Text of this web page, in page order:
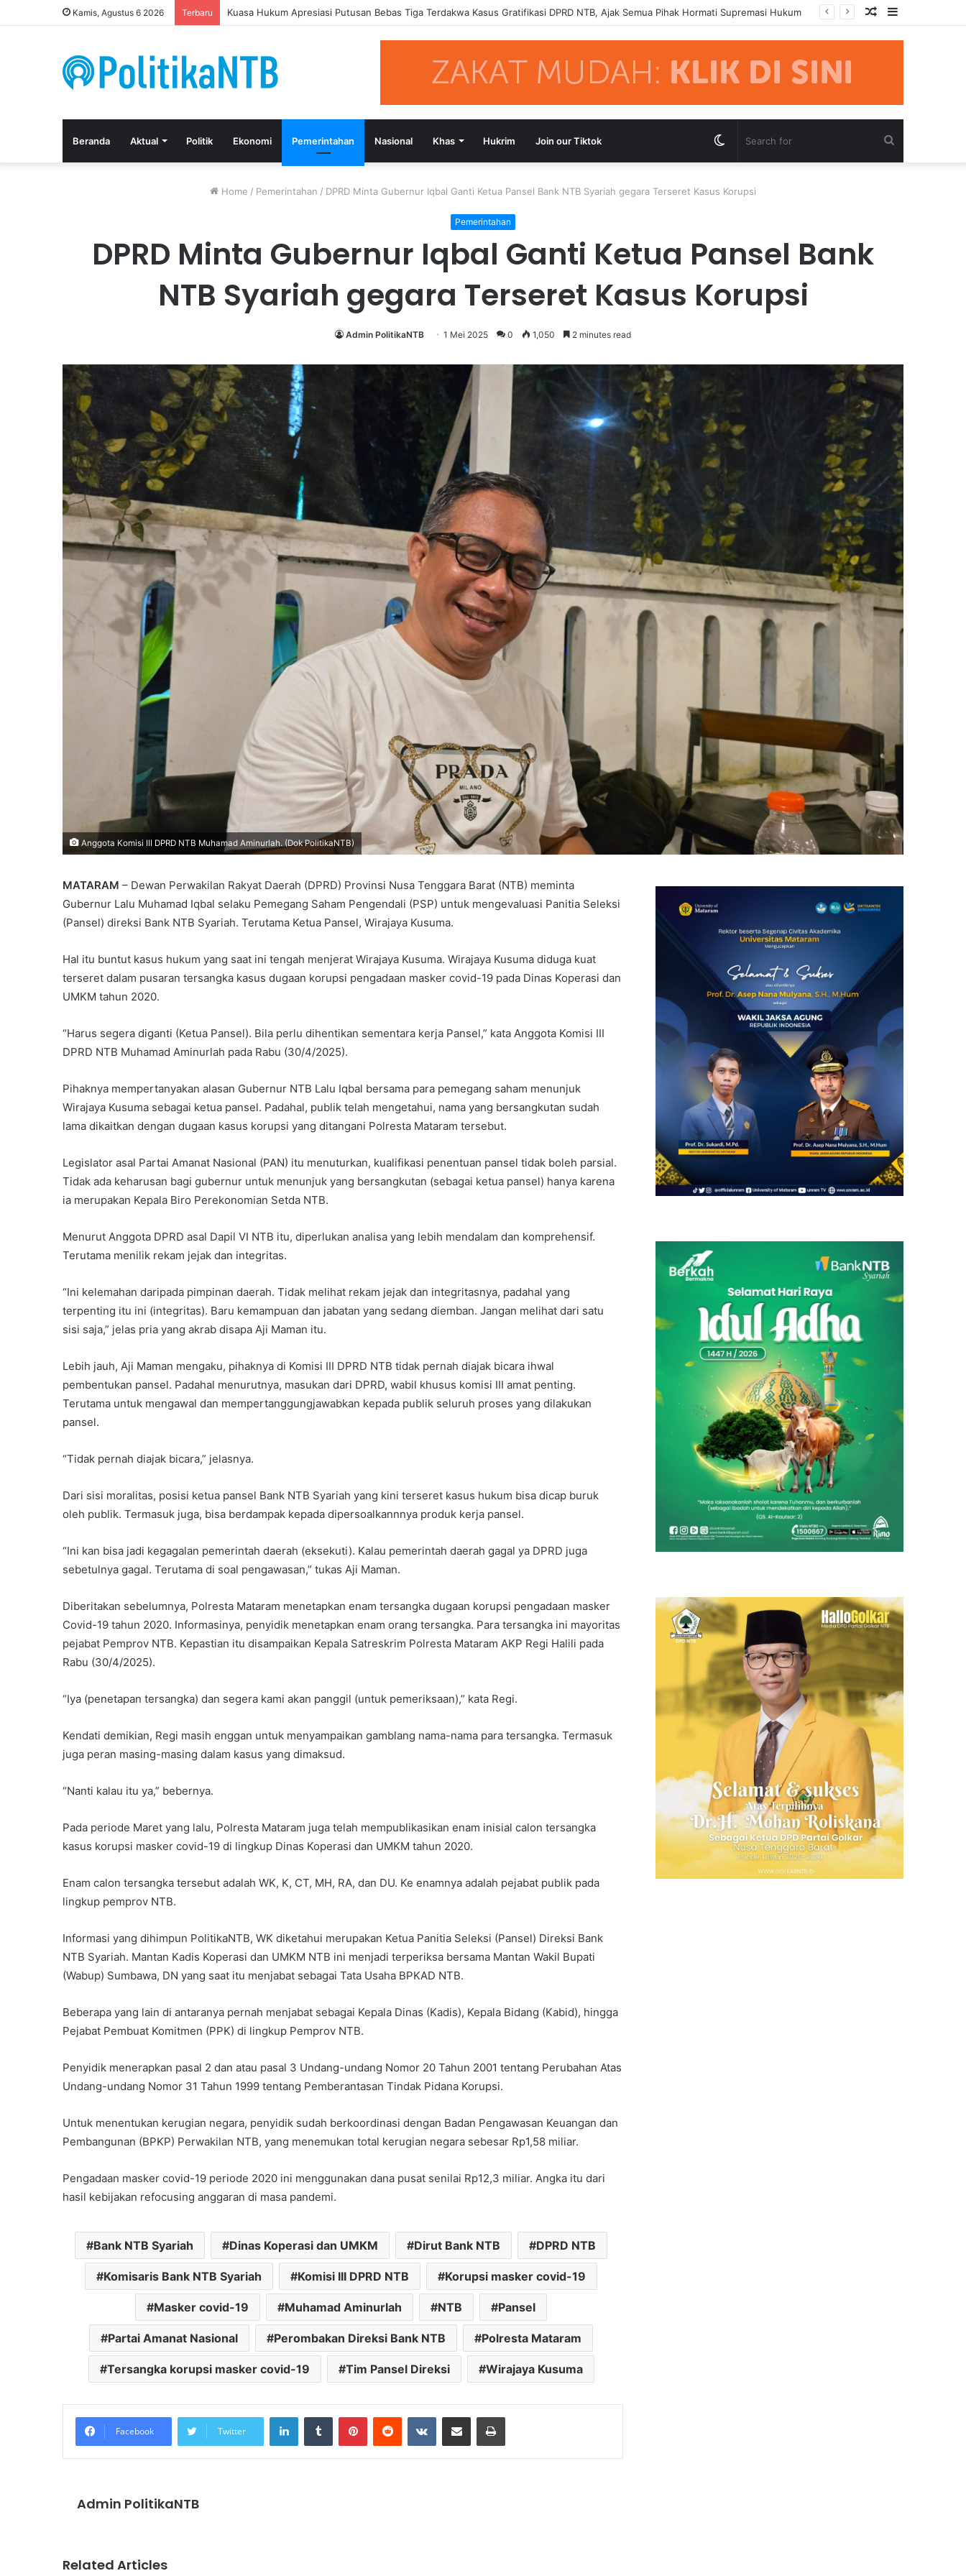
Kamis, Agustus 6 2026 Terbaru Putusan Bebas Tiga Terdakwa Gratifikasi DPRD NTB Tegaskan Keadilan Berdasarkan Fakta Persidangan Sidebar
Random
Article
Beranda Aktual Politik Ekonomi Pemerintahan Nasional Khas Hukrim Join our Tiktok Switch
Home / Pemerintahan / DPRD Minta Gubernur Iqbal Ganti Ketua Pansel Bank NTB Syariah gegara Terseret Kasus Korupsi
Pemerintahan
DPRD Minta Gubernur Iqbal Ganti Ketua Pansel Bank
NTB Syariah gegara Terseret Kasus Korupsi
Admin PolitikaNTB 1 Mei 2025 0 1,050 2 minutes read
Anggota Komisi III DPRD NTB Muhamad Aminurlah. (Dok PolitikaNTB)
MATARAM – Dewan Perwakilan Rakyat Daerah (DPRD) Provinsi Nusa Tenggara Barat (NTB) meminta
Gubernur Lalu Muhamad Iqbal selaku Pemegang Saham Pengendali (PSP) untuk mengevaluasi Panitia Seleksi
(Pansel) direksi Bank NTB Syariah. Terutama Ketua Pansel, Wirajaya Kusuma.
Hal itu buntut kasus hukum yang saat ini tengah menjerat Wirajaya Kusuma. Wirajaya Kusuma diduga kuat
terseret dalam pusaran tersangka kasus dugaan korupsi pengadaan masker covid-19 pada Dinas Koperasi dan
UMKM tahun 2020.
“Harus segera diganti (Ketua Pansel). Bila perlu dihentikan sementara kerja Pansel,” kata Anggota Komisi III
DPRD NTB Muhamad Aminurlah pada Rabu (30/4/2025).
Pihaknya mempertanyakan alasan Gubernur NTB Lalu Iqbal bersama para pemegang saham menunjuk
Wirajaya Kusuma sebagai ketua pansel. Padahal, publik telah mengetahui, nama yang bersangkutan sudah
lama dikaitkan dengan dugaan kasus korupsi yang ditangani Polresta Mataram tersebut.
Legislator asal Partai Amanat Nasional (PAN) itu menuturkan, kualifikasi penentuan pansel tidak boleh parsial.
Tidak ada keharusan bagi gubernur untuk menunjuk yang bersangkutan (sebagai ketua pansel) hanya karena
ia merupakan Kepala Biro Perekonomian Setda NTB.
Menurut Anggota DPRD asal Dapil VI NTB itu, diperlukan analisa yang lebih mendalam dan komprehensif.
Terutama menilik rekam jejak dan integritas.
“Ini kelemahan daripada pimpinan daerah. Tidak melihat rekam jejak dan integritasnya, padahal yang
terpenting itu ini (integritas). Baru kemampuan dan jabatan yang sedang diemban. Jangan melihat dari satu
sisi saja,” jelas pria yang akrab disapa Aji Maman itu.
Lebih jauh, Aji Maman mengaku, pihaknya di Komisi III DPRD NTB tidak pernah diajak bicara ihwal
pembentukan pansel. Padahal menurutnya, masukan dari DPRD, wabil khusus komisi III amat penting.
Terutama untuk mengawal dan mempertanggungjawabkan kepada publik seluruh proses yang dilakukan
pansel.
“Tidak pernah diajak bicara,” jelasnya.
Dari sisi moralitas, posisi ketua pansel Bank NTB Syariah yang kini terseret kasus hukum bisa dicap buruk
oleh publik. Termasuk juga, bisa berdampak kepada dipersoalkannnya produk kerja pansel.
“Ini kan bisa jadi kegagalan pemerintah daerah (eksekuti). Kalau pemerintah daerah gagal ya DPRD juga
sebetulnya gagal. Terutama di soal pengawasan,” tukas Aji Maman.
Diberitakan sebelumnya, Polresta Mataram menetapkan enam tersangka dugaan korupsi pengadaan masker
Covid-19 tahun 2020. Informasinya, penyidik menetapkan enam orang tersangka. Para tersangka ini mayoritas
pejabat Pemprov NTB. Kepastian itu disampaikan Kepala Satreskrim Polresta Mataram AKP Regi Halili pada
Rabu (30/4/2025).
“Iya (penetapan tersangka) dan segera kami akan panggil (untuk pemeriksaan),” kata Regi.
Kendati demikian, Regi masih enggan untuk menyampaikan gamblang nama-nama para tersangka. Termasuk
juga peran masing-masing dalam kasus yang dimaksud.
“Nanti kalau itu ya,” bebernya.
Pada periode Maret yang lalu, Polresta Mataram juga telah mempublikasikan enam inisial calon tersangka
kasus korupsi masker covid-19 di lingkup Dinas Koperasi dan UMKM tahun 2020.
Enam calon tersangka tersebut adalah WK, K, CT, MH, RA, dan DU. Ke enamnya adalah pejabat publik pada
lingkup pemprov NTB.
Informasi yang dihimpun PolitikaNTB, WK diketahui merupakan Ketua Panitia Seleksi (Pansel) Direksi Bank
NTB Syariah. Mantan Kadis Koperasi dan UMKM NTB ini menjadi terperiksa bersama Mantan Wakil Bupati
(Wabup) Sumbawa, DN yang saat itu menjabat sebagai Tata Usaha BPKAD NTB.
Beberapa yang lain di antaranya pernah menjabat sebagai Kepala Dinas (Kadis), Kepala Bidang (Kabid), hingga
Pejabat Pembuat Komitmen (PPK) di lingkup Pemprov NTB.
Penyidik menerapkan pasal 2 dan atau pasal 3 Undang-undang Nomor 20 Tahun 2001 tentang Perubahan Atas
Undang-undang Nomor 31 Tahun 1999 tentang Pemberantasan Tindak Pidana Korupsi.
Untuk menentukan kerugian negara, penyidik sudah berkoordinasi dengan Badan Pengawasan Keuangan dan
Pembangunan (BPKP) Perwakilan NTB, yang menemukan total kerugian negara sebesar Rp1,58 miliar.
Pengadaan masker covid-19 periode 2020 ini menggunakan dana pusat senilai Rp12,3 miliar. Angka itu dari
hasil kebijakan refocusing anggaran di masa pandemi.
Bank NTB Syariah Dinas Koperasi dan UMKM Dirut Bank NTB DPRD NTB
Komisaris Bank NTB Syariah Komisi III DPRD NTB Korupsi masker covid-19
Masker covid-19 Muhamad Aminurlah NTB Pansel
Partai Amanat Nasional Perombakan Direksi Bank NTB Polresta Mataram
Tersangka korupsi masker covid-19 Tim Pansel Direksi Wirajaya Kusuma
Facebook Twitter
LinkedInTumblr PinterestReddit VKontakteShare via Email Print
Admin PolitikaNTB
Related Articles